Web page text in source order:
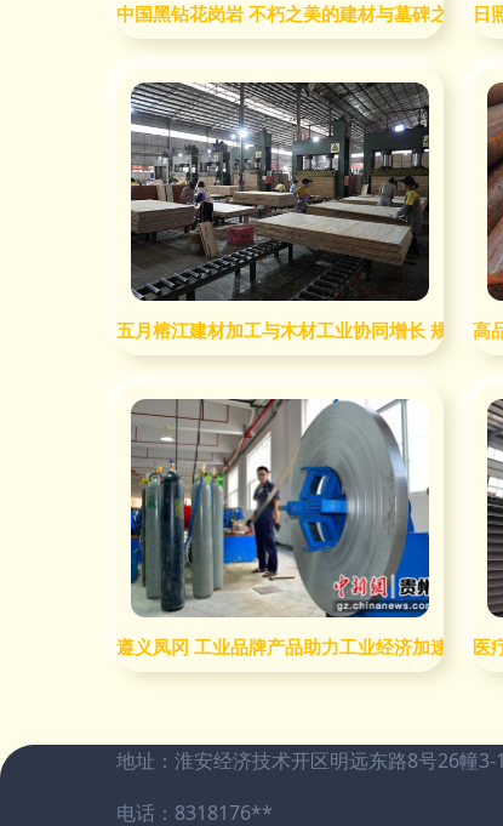
中国黑钻花岗岩 不朽之美的建材与墓碑之王 日
五月榕江建材加工与木材工业协同增长 规模以
高
遵义凤冈 工业品牌产品助力工业经济加速跑医
地址：淮安经济技术开区明远东路8号26幢3-
电话：8318176**